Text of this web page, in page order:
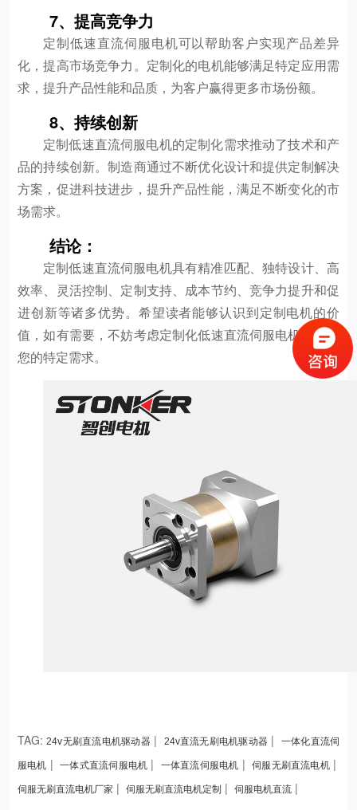
7、提高竞争力
定制低速直流伺服电机可以帮助客户实现产品差异
化，提高市场竞争力。定制化的电机能够满足特定应用需
求，提升产品性能和品质，为客户赢得更多市场份额。
8、持续创新
定制低速直流伺服电机的定制化需求推动了技术和产
品的持续创新。制造商通过不断优化设计和提供定制解决
方案，促进科技进步，提升产品性能，满足不断变化的市
场需求。
结论：
定制低速直流伺服电机具有精准匹配、独特设计、高
效率、灵活控制、定制支持、成本节约、竞争力提升和促
进创新等诸多优势。希望读者能够认识到定制电机的价
值，如有需要，不妨考虑定制化低速直流伺服电机来满足
您的特定需求。
TAG:24v无刷直流电机驱动器| 24v直流无刷电机驱动器 | 一体化直流伺
服电机 |一体式直流伺服电机 | 一体直流伺服电机 |伺服无刷直流电机|
伺服无刷直流电机厂家 | 伺服无刷直流电机定制 | 伺服电机直流 |